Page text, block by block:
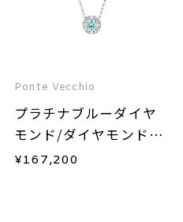
Ponte Vecchio
プラチナブルーダイヤ
モンド/ダイヤモンドネ
ックレス
¥167,200